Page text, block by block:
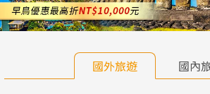
國外旅遊 國內